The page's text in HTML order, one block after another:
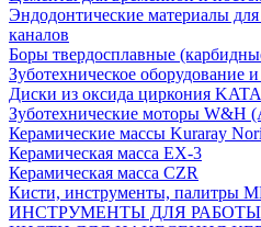
Эндодонтические материалы
каналов
Боры твердосплавные
Зуботехническое оборудование
Диски из оксида циркония
Зуботехнические моторы W&H
Керамические массы Kuraray
Керамическая масса EX-3
Керамическая масса CZR
Кисти, инструменты, палитры
ИНСТРУМЕНТЫ ДЛЯ